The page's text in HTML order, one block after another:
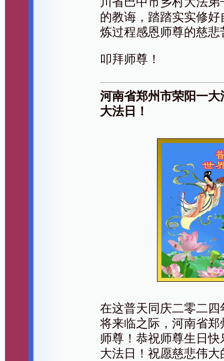
的教诲，踏踏实实修
炼过程感恩师尊的慈悲
叩拜师尊！
河南省郑州市荣阳一
大法日！
在这普天同庆二零二
将来临之际，河南省
师尊！恭祝师尊生日
大法日！祝愿慈悲伟